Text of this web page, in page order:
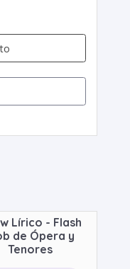
Lírico - Flash
de Ópera y
Tenores